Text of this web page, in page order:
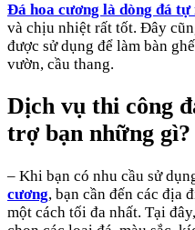
Đá hoa cương là dòng đá tự
và chịu nhiệt rất tốt. Đây
được sử dụng để làm bàn
vườn, cầu thang.
Dịch vụ thi công
trợ bạn những gì?
– Khi bạn có nhu cầu sử
cương, bạn cần đến các địa
một cách tối đa nhất. Tại